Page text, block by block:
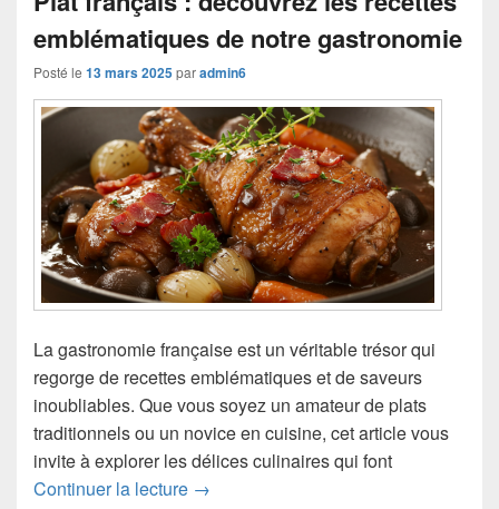
emblématiques de notre gastronomie
Posté le 13 mars 2025paradmin6
La gastronomie française est un véritable trésor qui
regorge de recettes emblématiques et de saveurs
inoubliables. Que vous soyez un amateur de plats
traditionnels ou un novice en cuisine, cet article vous
invite à explorer les délices culinaires qui font
Continuer la lecture Plat français : découvrez les recettes
→